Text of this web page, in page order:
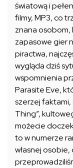
światową i
filmy, MP3, co
znana osobom,
zapasowe gier
piractwa,
wygląda dziś
wspomnienia
Parasite Eve,
szerzej faktami,
Thing”,
możecie
to w numerze
własnej osobie,